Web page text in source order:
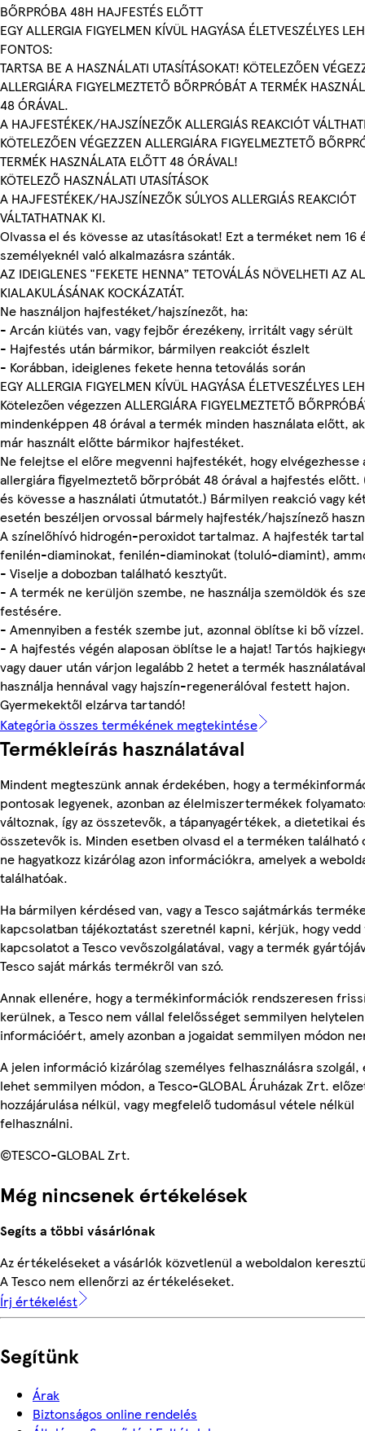
BŐRPRÓBA 48H HAJFESTÉS ELŐTT
EGY ALLERGIA FIGYELMEN KÍVÜL HAGYÁSA ÉLETVESZÉLYES
FONTOS:
TARTSA BE A HASZNÁLATI UTASÍTÁSOKAT! KÖTELEZŐEN
ALLERGIÁRA FIGYELMEZTETŐ BŐRPRÓBÁT A TERMÉK
48 ÓRÁVAL.
A HAJFESTÉKEK/HAJSZÍNEZŐK ALLERGIÁS REAKCIÓT
KÖTELEZŐEN VÉGEZZEN ALLERGIÁRA FIGYELMEZTETŐ
TERMÉK HASZNÁLATA ELŐTT 48 ÓRÁVAL!
KÖTELEZŐ HASZNÁLATI UTASÍTÁSOK
A HAJFESTÉKEK/HAJSZÍNEZŐK SÚLYOS ALLERGIÁS REAKCIÓT
VÁLTATHATNAK KI.
Olvassa el és kövesse az utasításokat! Ezt a terméket nem 16
személyeknél való alkalmazásra szánták.
AZ IDEIGLENES "FEKETE HENNA” TETOVÁLÁS NÖVELHETI AZ
KIALAKULÁSÁNAK KOCKÁZATÁT.
Ne használjon hajfestéket/hajszínezőt, ha:
- Arcán kiütés van, vagy fejbőr érezékeny, irritált vagy sérült
- Hajfestés után bármikor, bármilyen reakciót észlelt
- Korábban, ideiglenes fekete henna tetoválás során
EGY ALLERGIA FIGYELMEN KÍVÜL HAGYÁSA ÉLETVESZÉLYES
Kötelezően végezzen ALLERGIÁRA FIGYELMEZTETŐ
mindenképpen 48 órával a termék minden használata előtt,
már használt előtte bármikor hajfestéket.
Ne felejtse el előre megvenni hajfestékét, hogy elvégezhesse
allergiára figyelmeztető bőrpróbát 48 órával a hajfestés előtt.
és kövesse a használati útmutatót.) Bármilyen reakció vagy
esetén beszéljen orvossal bármely hajfesték/hajszínező
A színelőhívó hidrogén-peroxidot tartalmaz. A hajfesték
fenilén-diaminokat, fenilén-diaminokat (toluló-diamint),
- Viselje a dobozban található kesztyűt.
- A termék ne kerüljön szembe, ne használja szemöldök és
festésére.
- Amennyiben a festék szembe jut, azonnal öblítse ki bő vízzel.
- A hajfestés végén alaposan öblítse le a hajat! Tartós
vagy dauer után várjon legalább 2 hetet a termék
használja hennával vagy hajszín-regenerálóval festett hajon.
Gyermekektől elzárva tartandó!
Kategória összes termékének megtekintése
Termékleírás használatával
Mindent megteszünk annak érdekében, hogy a
pontosak legyenek, azonban az élelmiszertermékek
változnak, így az összetevők, a tápanyagértékek, a dietetikai
összetevők is. Minden esetben olvasd el a terméken található
ne hagyatkozz kizárólag azon információkra, amelyek a
találhatóak.
Ha bármilyen kérdésed van, vagy a Tesco sajátmárkás
kapcsolatban tájékoztatást szeretnél kapni, kérjük, hogy vedd
kapcsolatot a Tesco vevőszolgálatával, vagy a termék
Tesco saját márkás termékről van szó.
Annak ellenére, hogy a termékinformációk rendszeresen
kerülnek, a Tesco nem vállal felelősséget semmilyen helytelen
információért, amely azonban a jogaidat semmilyen módon
A jelen információ kizárólag személyes felhasználásra szolgál,
lehet semmilyen módon, a Tesco-GLOBAL Áruházak Zrt.
hozzájárulása nélkül, vagy megfelelő tudomásul vétele nélkül
felhasználni.
©TESCO-GLOBAL Zrt.
Még nincsenek értékelések
Segíts a többi vásárlónak
Az értékeléseket a vásárlók közvetlenül a weboldalon
A Tesco nem ellenőrzi az értékeléseket.
Írj értékelést
Segítünk
Árak
Biztonságos online rendelés